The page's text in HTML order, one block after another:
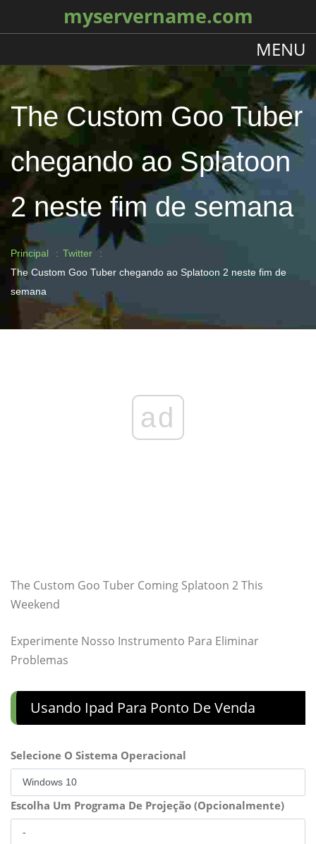
myservername.com
MENU
The Custom Goo Tuber
chegando ao Splatoon
2 neste fim de semana
Principal
Twitter
The Custom Goo Tuber chegando ao Splatoon 2 neste fim de
semana
ad
The Custom Goo Tuber Coming Splatoon 2 This
Weekend
Experimente Nosso Instrumento Para Eliminar
Problemas
Usando Ipad Para Ponto De Venda
Selecione O Sistema Operacional
Escolha Um Programa De Projeção (Opcionalmente)